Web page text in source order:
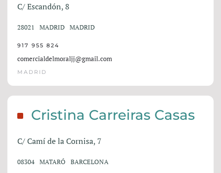
C/ Escandón, 8
28021 MADRID MADRID
917 955 824
comercialdelmoraljj@gmail.com
MADRID
Cristina Carreiras Casas
C/ Camí de la Cornisa, 7
08304 MATARÓ BARCELONA